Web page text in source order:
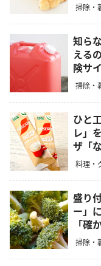
掃除・
知ら
える
険サ
掃除・
ひと
レ」
ザ「
料理・
盛り
ー」
「確
掃除・